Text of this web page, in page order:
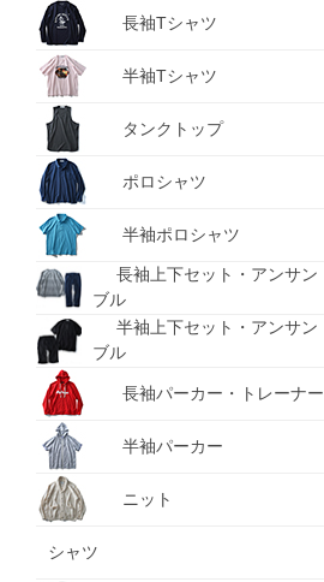
長袖Tシャツ
半袖Tシャツ
タンクトップ
ポロシャツ
半袖ポロシャツ
長袖上下セット・アンサン
ブル
半袖上下セット・アンサン
ブル
長袖パーカー・トレーナー
半袖パーカー
ニット
シャツ